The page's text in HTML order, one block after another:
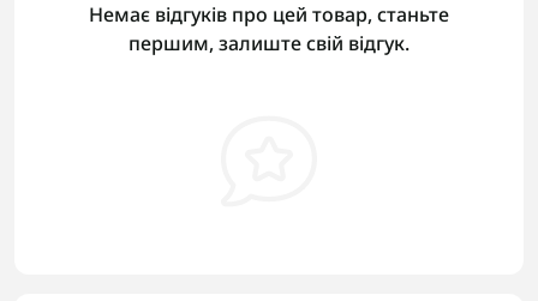
Немає відгуків про цей товар, станьте
першим, залиште свій відгук.